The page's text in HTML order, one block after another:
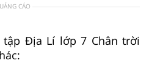
CÁO
Địa Lí lớp 7 Chân trời